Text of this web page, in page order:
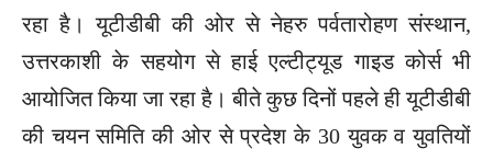
रहा है। यूटीडीबी की ओर से नेहरु पर्वतारोहण संस्थान,
उत्तरकाशी के सहयोग से हाई एल्टीट्यूड गाइड कोर्स भी
आयोजित किया जा रहा है। बीते कुछ दिनों पहले ही यूटीडीबी
की चयन समिति की ओर से प्रदेश के 30 युवक व युवतियों